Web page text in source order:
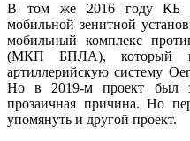
В том же 2016 году КБ
мобильной зенитной
мобильный комплекс
(МКП БПЛА), который
артиллерийскую систему
Но в 2019-м проект был
прозаичная причина. Но
упомянуть и другой проект.